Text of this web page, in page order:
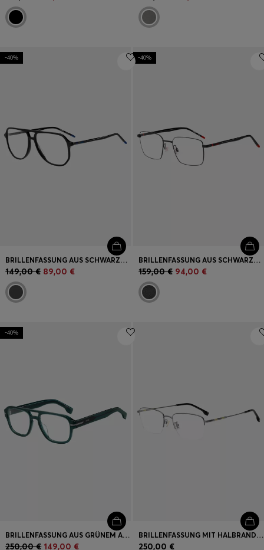
-40%
BRILLENFASSUNG AUS SCHWARZEM ACETAT MIT RÖHRENFÖRMIGEN BÜGELN
149,00 € 89,00 €
-40%
BRILLENFASSUNG AUS SCHWARZEM METALL MIT RÖHRENFÖRMIGEN BÜGELN
159,00 € 94,00 €
-40%
BRILLENFASSUNG AUS GRÜNEM ACETAT MIT DOPPELSTEG
250,00 € 149,00 €
BRILLENFASSUNG MIT HALBRAND UND RÖHRENFÖRMIGEN BÜGELN
250,00 €